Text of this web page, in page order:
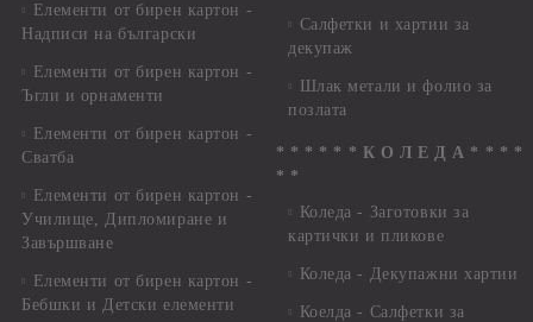
Елементи от бирен картон -
Надписи на български
Елементи от бирен картон -
Ъгли и орнаменти
Елементи от бирен картон -
Сватба
Елементи от бирен картон -
Училище, Дипломиране и
Завършване
Елементи от бирен картон -
Бебшки и Детски елементи
Салфетки и хартии за
декупаж
Шлак метали и фолио за
позлата
* * * * * * К О Л Е Д А * * * *
* *
Коледа - Заготовки за
картички и пликове
Коледа - Декупажни хартии
Коелда - Салфетки за